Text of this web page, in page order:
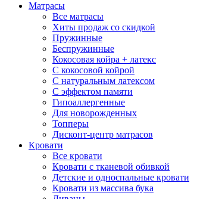
Матрасы
Все матрасы
Хиты продаж со скидкой
Пружинные
Беспружинные
Кокосовая койра + латекс
С кокосовой койрой
С натуральным латексом
С эффектом памяти
Гипоаллергенные
Для новорожденных
Топперы
Дисконт-центр матрасов
Кровати
Все кровати
Кровати с тканевой обивкой
Детские и односпальные кровати
Кровати из массива бука